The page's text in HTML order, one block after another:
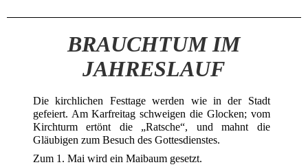
BRAUCHTUM IM
JAHRESLAUF
Die kirchlichen Festtage werden wie in der Stadt
gefeiert. Am Karfreitag schweigen die Glocken; vom
Kirchturm ertönt die „Ratsche“, und mahnt die
Gläubigen zum Besuch des Gottesdienstes.
Zum 1. Mai wird ein Maibaum gesetzt.